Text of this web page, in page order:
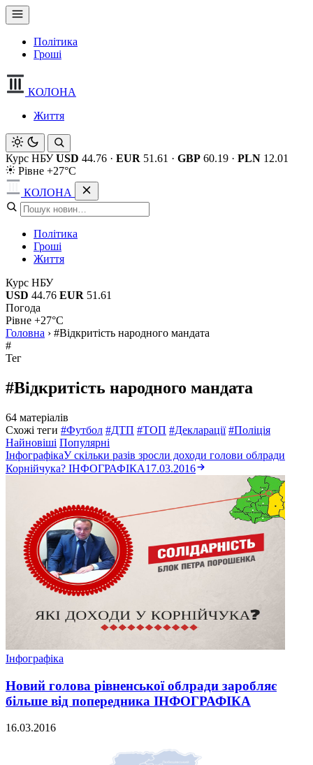
Політика
Гроші
КОЛОНА
Життя
Курс НБУ USD 44.76 · EUR 51.61 · GBP 60.19 · PLN 12.01
Рівне +27°C
КОЛОНА
Політика
Гроші
Життя
Курс НБУ
USD 44.76 EUR 51.61
Погода
Рівне +27°C
Головна › #Відкритість народного мандата
#
Тег
#Відкритість народного мандата
64 матеріалів
Схожі теги #Футбол #ДТП #ТОП #Декларації #Поліція
Найновіші Популярні
ІнфографікаУ скільки разів зросли доходи голови облради
Корнійчука? ІНФОГРАФІКА17.03.2016
Інфографіка
Новий голова рівненської облради заробляє
більше від попередника ІНФОГРАФІКА
16.03.2016